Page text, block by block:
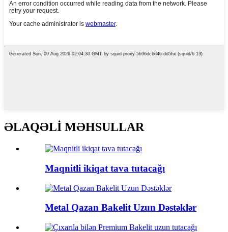
ƏLAQƏLİ MƏHSULLAR
Maqnitli ikiqat tava tutacağı
Metal Qazan Bakelit Uzun Dəstəklər